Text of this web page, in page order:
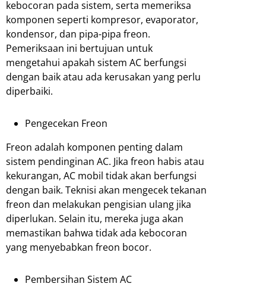
kebocoran pada sistem, serta memeriksa
komponen seperti kompresor, evaporator,
kondensor, dan pipa-pipa freon.
Pemeriksaan ini bertujuan untuk
mengetahui apakah sistem AC berfungsi
dengan baik atau ada kerusakan yang perlu
diperbaiki.
Pengecekan Freon
Freon adalah komponen penting dalam
sistem pendinginan AC. Jika freon habis atau
kekurangan, AC mobil tidak akan berfungsi
dengan baik. Teknisi akan mengecek tekanan
freon dan melakukan pengisian ulang jika
diperlukan. Selain itu, mereka juga akan
memastikan bahwa tidak ada kebocoran
yang menyebabkan freon bocor.
Pembersihan Sistem AC